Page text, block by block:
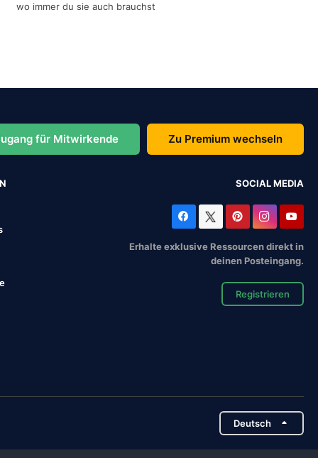
wo immer du sie auch brauchst
für Mitwirkende Zu Premium wechseln
SOCIAL MEDIA
Erhalte exklusive Ressourcen direkt in
deinen Posteingang.
Registrieren
Deutsch